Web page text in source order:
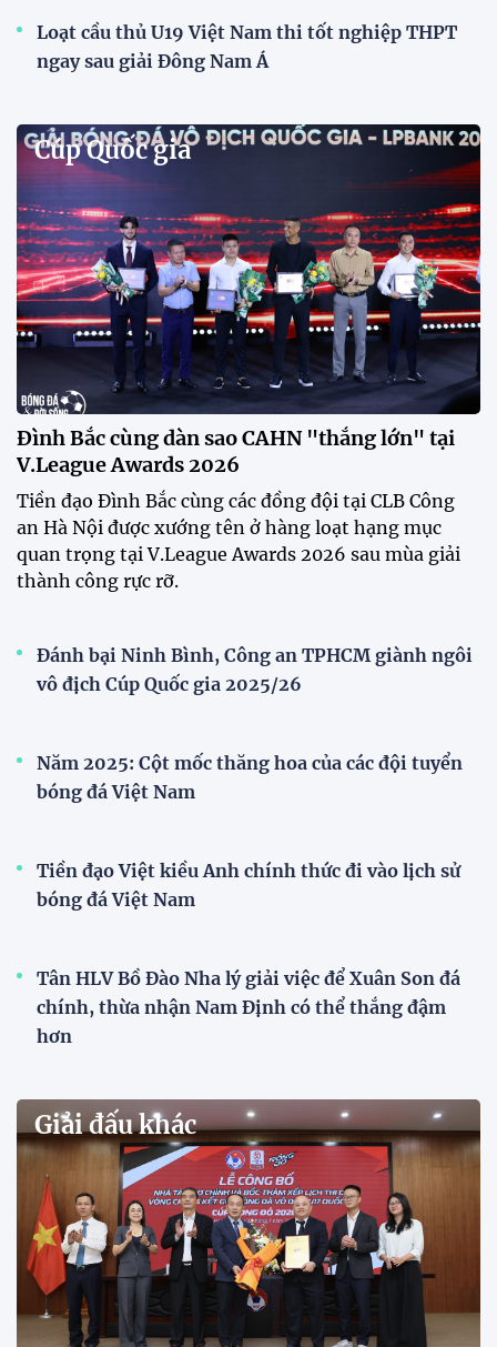
Loạt cầu thủ U19 Việt Nam thi tốt nghiệp THPT
ngay sau giải Đông Nam Á
Cúp Quốc gia
Đình Bắc cùng dàn sao CAHN "thắng lớn" tại
V.League Awards 2026
Tiền đạo Đình Bắc cùng các đồng đội tại CLB Công
an Hà Nội được xướng tên ở hàng loạt hạng mục
quan trọng tại V.League Awards 2026 sau mùa giải
thành công rực rỡ.
Đánh bại Ninh Bình, Công an TPHCM giành ngôi
vô địch Cúp Quốc gia 2025/26
Năm 2025: Cột mốc thăng hoa của các đội tuyển
bóng đá Việt Nam
Tiền đạo Việt kiều Anh chính thức đi vào lịch sử
bóng đá Việt Nam
Tân HLV Bồ Đào Nha lý giải việc để Xuân Son đá
chính, thừa nhận Nam Định có thể thắng đậm
hơn
Giải đấu khác